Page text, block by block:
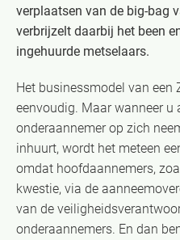
verplaatsen van de big-bag
verbrijzelt daarbij het been
ingehuurde metselaars.
Het businessmodel van een
eenvoudig. Maar wanneer u
onderaannemer op zich
inhuurt, wordt het meteen
omdat hoofdaannemers,
kwestie, via de
van de
onderaannemers. En dan